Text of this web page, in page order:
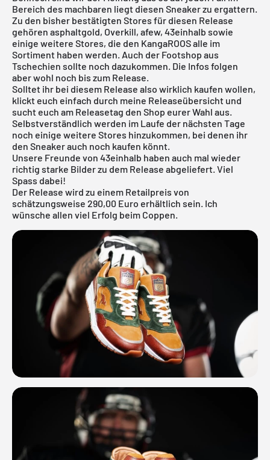
Bereich des machbaren liegt diesen Sneaker zu ergattern.
Zu den bisher bestätigten Stores für diesen Release
gehören asphaltgold, Overkill, afew, 43einhalb sowie
einige weitere Stores, die den KangaROOS alle im
Sortiment haben werden. Auch der Footshop aus
Tschechien sollte noch dazukommen. Die Infos folgen
aber wohl noch bis zum Release.
Solltet ihr bei diesem Release also wirklich kaufen wollen,
klickt euch einfach durch meine Releaseübersicht und
sucht euch am Releasetag den Shop eurer Wahl aus.
Selbstverständlich werden im Laufe der nächsten Tage
noch einige weitere Stores hinzukommen, bei denen ihr
den Sneaker auch noch kaufen könnt.
Unsere Freunde von 43einhalb haben auch mal wieder
richtig starke Bilder zu dem Release abgeliefert. Viel
Spass dabei!
Der Release wird zu einem Retailpreis von
schätzungsweise 290,00 Euro erhältlich sein. Ich
wünsche allen viel Erfolg beim Coppen.